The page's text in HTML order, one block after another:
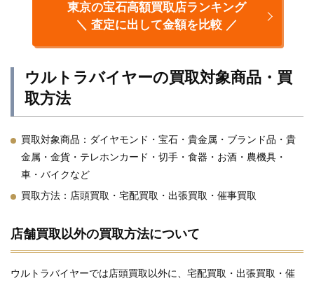
東京の宝石高額買取店ランキング
＼ 査定に出して金額を比較 ／
ウルトラバイヤーの買取対象商品・買
取方法
買取対象商品： ダイヤモンド・宝石・貴金属・ブランド品・貴
金属・金貨・テレホンカード・切手・食器・お酒・農機具・
車・バイクなど
買取方法： 店頭買取・宅配買取・出張買取・催事買取
店舗買取以外の買取方法について
ウルトラバイヤーでは店頭買取以外に、宅配買取・出張買取・催